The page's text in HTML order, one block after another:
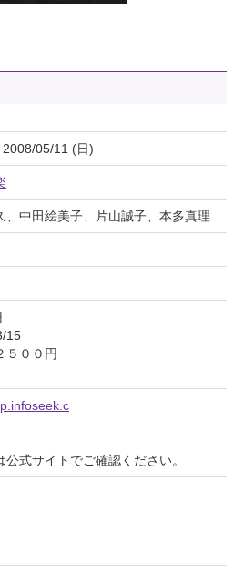
05/11 (日)
、中田絵美子、片山誠子、本多真理
15
５００円
式サイトでご確認ください。